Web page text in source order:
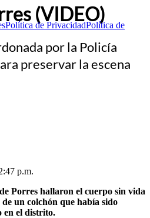
Política de PrivacidadPolítica de
(VIDEO)
por la Policía
preservar la escena
p.m.
Porres hallaron el cuerpo sin vida
un colchón que había sido
en el distrito.